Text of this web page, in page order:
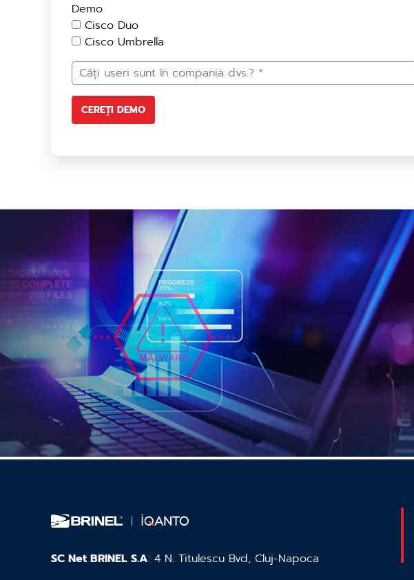
Demo
Cisco Duo
Cisco Umbrella
SC Net BRINEL S.A: 4 N. Titulescu Bvd, Cluj-Napoca